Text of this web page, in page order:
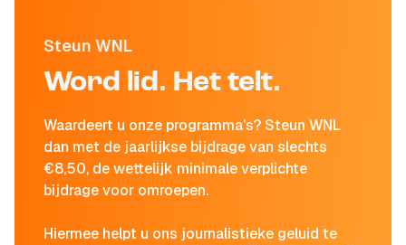
Steun WNL
Word lid. Het telt.
Waardeert u onze programma's? Steun WNL
dan met de jaarlijkse bijdrage van slechts
€8,50, de wettelijk minimale verplichte
bijdrage voor omroepen.
Hiermee helpt u ons journalistieke geluid te